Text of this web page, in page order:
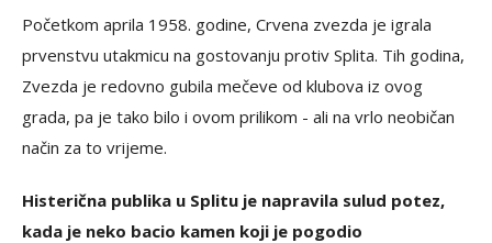
Početkom aprila 1958. godine, Crvena zvezda je igrala
prvenstvu utakmicu na gostovanju protiv Splita. Tih godina,
Zvezda je redovno gubila mečeve od klubova iz ovog
grada, pa je tako bilo i ovom prilikom - ali na vrlo neobičan
način za to vrijeme.
Histerična publika u Splitu je napravila sulud potez,
kada je neko bacio kamen koji je pogodio